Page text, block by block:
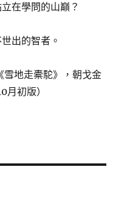
在學問的山巔？
出的智者。
雪地走橐駝》，朝戈金
初版）